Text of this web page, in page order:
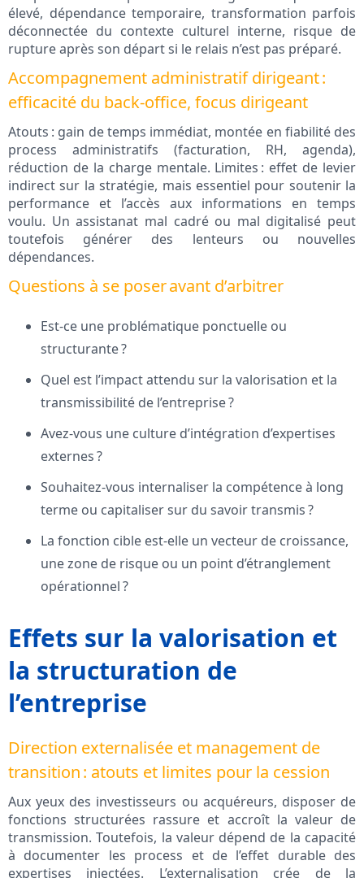
élevé, dépendance temporaire, transformation parfois
déconnectée du contexte culturel interne, risque de
rupture après son départ si le relais n’est pas préparé.
Accompagnement administratif dirigeant :
efficacité du back-office, focus dirigeant
Atouts : gain de temps immédiat, montée en fiabilité des
process administratifs (facturation, RH, agenda),
réduction de la charge mentale. Limites : effet de levier
indirect sur la stratégie, mais essentiel pour soutenir la
performance et l’accès aux informations en temps
voulu. Un assistanat mal cadré ou mal digitalisé peut
toutefois générer des lenteurs ou nouvelles
dépendances.
Questions à se poser avant d’arbitrer
Est-ce une problématique ponctuelle ou
structurante ?
Quel est l’impact attendu sur la valorisation et la
transmissibilité de l’entreprise ?
Avez-vous une culture d’intégration d’expertises
externes ?
Souhaitez-vous internaliser la compétence à long
terme ou capitaliser sur du savoir transmis ?
La fonction cible est-elle un vecteur de croissance,
une zone de risque ou un point d’étranglement
opérationnel ?
Effets sur la valorisation et
la structuration de
l’entreprise
Direction externalisée et management de
transition : atouts et limites pour la cession
Aux yeux des investisseurs ou acquéreurs, disposer de
fonctions structurées rassure et accroît la valeur de
transmission. Toutefois, la valeur dépend de la capacité
à documenter les process et de l’effet durable des
expertises injectées. L’externalisation crée de la